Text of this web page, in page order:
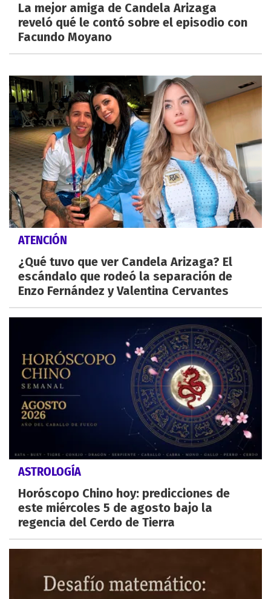
La mejor amiga de Candela Arizaga
reveló qué le contó sobre el episodio con
Facundo Moyano
ATENCIÓN
¿Qué tuvo que ver Candela Arizaga? El
escándalo que rodeó la separación de
Enzo Fernández y Valentina Cervantes
ASTROLOGÍA
Horóscopo Chino hoy: predicciones de
este miércoles 5 de agosto bajo la
regencia del Cerdo de Tierra